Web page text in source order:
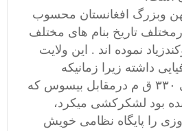
وبزرگ افغانستان محسوب
تاریخ بنام های مختلف
نموده اند . این ولایت
داشته زیرا زمانیکه
اسکندرکبیر درسالهای ۳۳۰ ق م درمقابل بیسوس که
بود لشکرکشی میکرد،
را پایگاه نظامی خویش